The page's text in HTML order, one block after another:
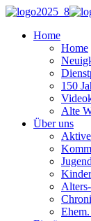
Home
Home
150
Alte
Über uns